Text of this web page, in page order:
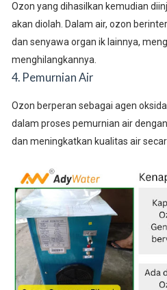
Ozon yang dihasilkan kemudian
akan diolah. Dalam air, ozon
dan senyawa organ ik lainnya,
menghilangkannya.
4. Pemurnian Air
Ozon berperan sebagai agen
dalam proses pemurnian air
dan meningkatkan kualitas air